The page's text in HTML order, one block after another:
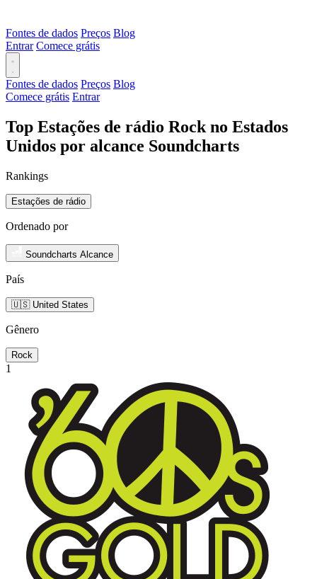
Fontes de dados Preços Blog
Entrar Comece grátis
Fontes de dados Preços Blog
Comece grátis Entrar
Top Estações de rádio Rock no Estados
Unidos por alcance Soundcharts
Rankings
Estações de rádio
Ordenado por
Soundcharts Alcance
País
🇺🇸 United States
Gênero
Rock
1